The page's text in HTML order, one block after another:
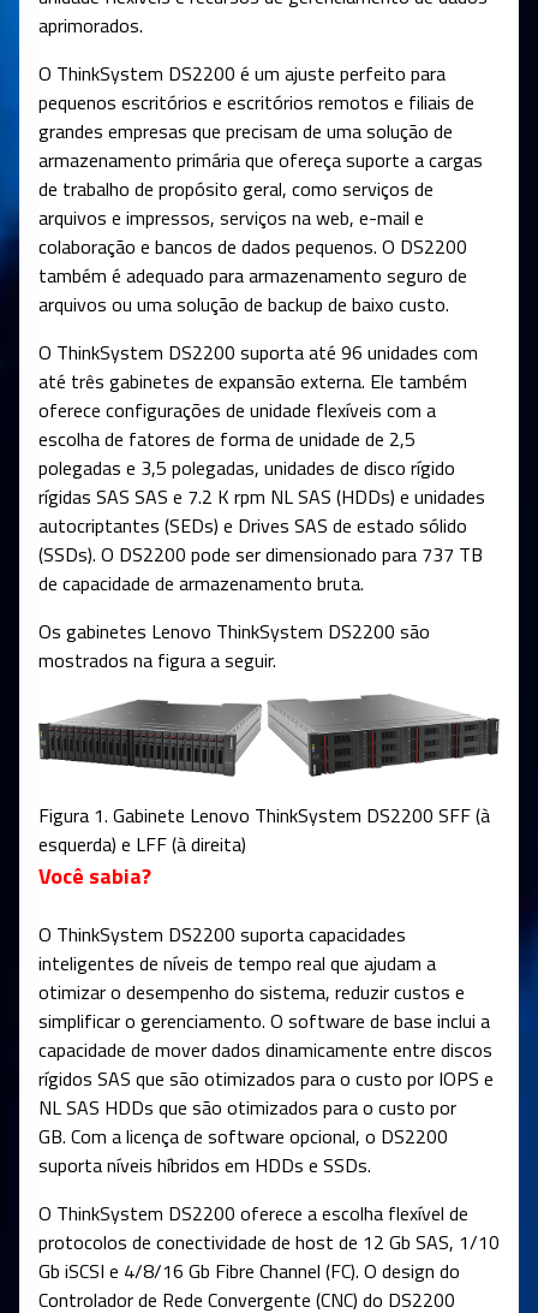
aprimorados.
O ThinkSystem DS2200 é um ajuste perfeito para
pequenos escritórios e escritórios remotos e filiais de
grandes empresas que precisam de uma solução de
armazenamento primária que ofereça suporte a cargas
de trabalho de propósito geral, como serviços de
arquivos e impressos, serviços na web, e-mail e
colaboração e bancos de dados pequenos. O DS2200
também é adequado para armazenamento seguro de
arquivos ou uma solução de backup de baixo custo.
O ThinkSystem DS2200 suporta até 96 unidades com
até três gabinetes de expansão externa. Ele também
oferece configurações de unidade flexíveis com a
escolha de fatores de forma de unidade de 2,5
polegadas e 3,5 polegadas, unidades de disco rígido
rígidas SAS SAS e 7.2 K rpm NL SAS (HDDs) e unidades
autocriptantes (SEDs) e Drives SAS de estado sólido
(SSDs). O DS2200 pode ser dimensionado para 737 TB
de capacidade de armazenamento bruta.
Os gabinetes Lenovo ThinkSystem DS2200 são
mostrados na figura a seguir.
Figura 1. Gabinete Lenovo ThinkSystem DS2200 SFF (à
esquerda) e LFF (à direita)
Você sabia?
O ThinkSystem DS2200 suporta capacidades
inteligentes de níveis de tempo real que ajudam a
otimizar o desempenho do sistema, reduzir custos e
simplificar o gerenciamento. O software de base inclui a
capacidade de mover dados dinamicamente entre discos
rígidos SAS que são otimizados para o custo por IOPS e
NL SAS HDDs que são otimizados para o custo por
GB. Com a licença de software opcional, o DS2200
suporta níveis híbridos em HDDs e SSDs.
O ThinkSystem DS2200 oferece a escolha flexível de
protocolos de conectividade de host de 12 Gb SAS, 1/10
Gb iSCSI e 4/8/16 Gb Fibre Channel (FC). O design do
Controlador de Rede Convergente (CNC) do DS2200